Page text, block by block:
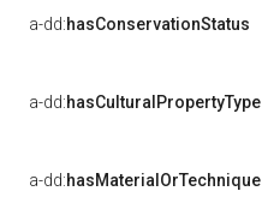
a-dd:hasConservationStatus
a-dd:hasCulturalPropertyType
a-dd:hasMaterialOrTechnique